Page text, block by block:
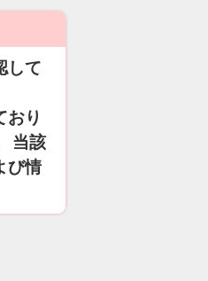
して
おり
当該
び情